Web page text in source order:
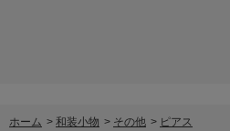
ホーム > 和装小物 > その他 > ピアス